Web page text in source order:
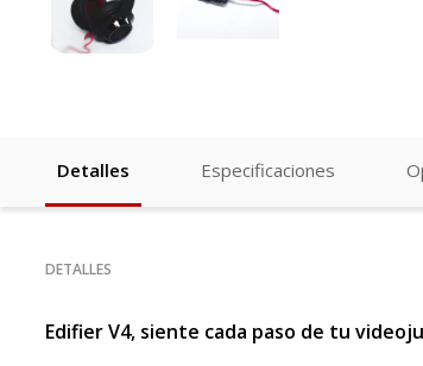
Detalles Especificaciones
DETALLES
Edifier V4, siente cada paso de tu